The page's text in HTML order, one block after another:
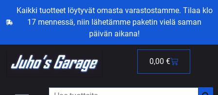
Kaikki tuotteet löytyvät omasta varastostamme. Tilaa klo
17 mennessä, niin lähetämme paketin vielä saman
päivän aikana!
0,00 €